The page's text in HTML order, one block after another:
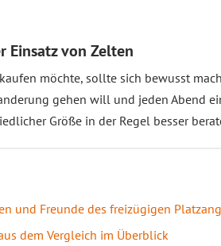
Einsatz von Zelten
möchte, sollte sich bewusst
gehen will und jeden Abend
Größe in der Regel besser
und Freunde des freizügigen
dem Vergleich im Überblick